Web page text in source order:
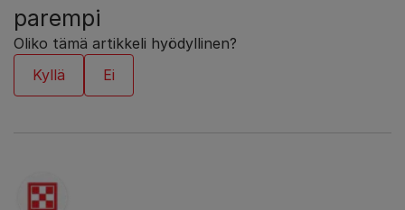
parempi
Oliko tämä artikkeli hyödyllinen?